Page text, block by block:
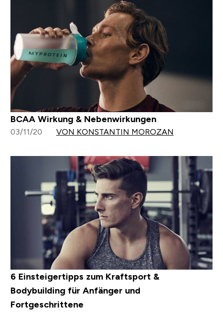
BCAA Wirkung & Nebenwirkungen
03/11/20 VON KONSTANTIN MOROZAN
6 Einsteigertipps zum Kraftsport &
Bodybuilding für Anfänger und
Fortgeschrittene